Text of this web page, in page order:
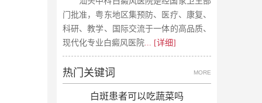
门批准，粤东地区集预防、医疗、康复、
科研、教学、国际交流于一体的高品质、
现代化专业白癜风医院... [详细]
热门关键词 MORE
白斑患者可以吃蔬菜吗